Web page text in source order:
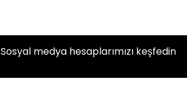
Sosyal medya hesaplarımızı keşfedin